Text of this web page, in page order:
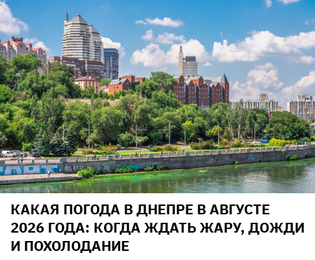
КАКАЯ ПОГОДА В ДНЕПРЕ В АВГУСТЕ
2026 ГОДА: КОГДА ЖДАТЬ ЖАРУ, ДОЖДИ
И ПОХОЛОДАНИЕ